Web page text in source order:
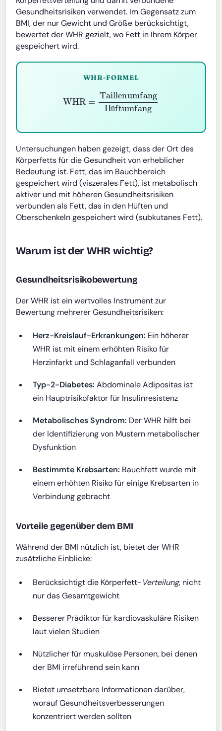
Gesundheitsrisiken verwendet. Im Gegensatz zum
BMI, der nur Gewicht und Größe berücksichtigt,
bewertet der WHR gezielt, wo Fett in Ihrem Körper
gespeichert wird.
WHR-FORMEL
ü
TaillenumfangHüftumfang
Untersuchungen haben gezeigt, dass der Ort des
Körperfetts für die Gesundheit von erheblicher
Bedeutung ist. Fett, das im Bauchbereich
gespeichert wird (viszerales Fett), ist metabolisch
aktiver und mit höheren Gesundheitsrisiken
verbunden als Fett, das in den Hüften und
Oberschenkeln gespeichert wird (subkutanes Fett).
Warum ist der WHR wichtig?
Gesundheitsrisikobewertung
Der WHR ist ein wertvolles Instrument zur
Bewertung mehrerer Gesundheitsrisiken:
Herz-Kreislauf-Erkrankungen: Ein höherer
WHR ist mit einem erhöhten Risiko für
Herzinfarkt und Schlaganfall verbunden
Typ-2-Diabetes: Abdominale Adipositas ist
ein Hauptrisikofaktor für Insulinresistenz
Metabolisches Syndrom: Der WHR hilft bei
der Identifizierung von Mustern metabolischer
Dysfunktion
Bestimmte Krebsarten: Bauchfett wurde mit
einem erhöhten Risiko für einige Krebsarten in
Verbindung gebracht
Vorteile gegenüber dem BMI
Während der BMI nützlich ist, bietet der WHR
zusätzliche Einblicke:
Berücksichtigt die Körperfett-Verteilung, nicht
nur das Gesamtgewicht
Besserer Prädiktor für kardiovaskuläre Risiken
laut vielen Studien
Nützlicher für muskulöse Personen, bei denen
der BMI irreführend sein kann
Bietet umsetzbare Informationen darüber,
worauf Gesundheitsverbesserungen
konzentriert werden sollten